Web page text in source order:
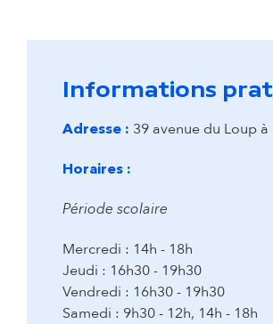
Informations
Adresse : 39 avenue du Loup à
Horaires :
Période scolaire
Mercredi : 14h - 18h
Jeudi : 16h30 - 19h30
Vendredi : 16h30 - 19h30
Samedi : 9h30 - 12h, 14h - 18h